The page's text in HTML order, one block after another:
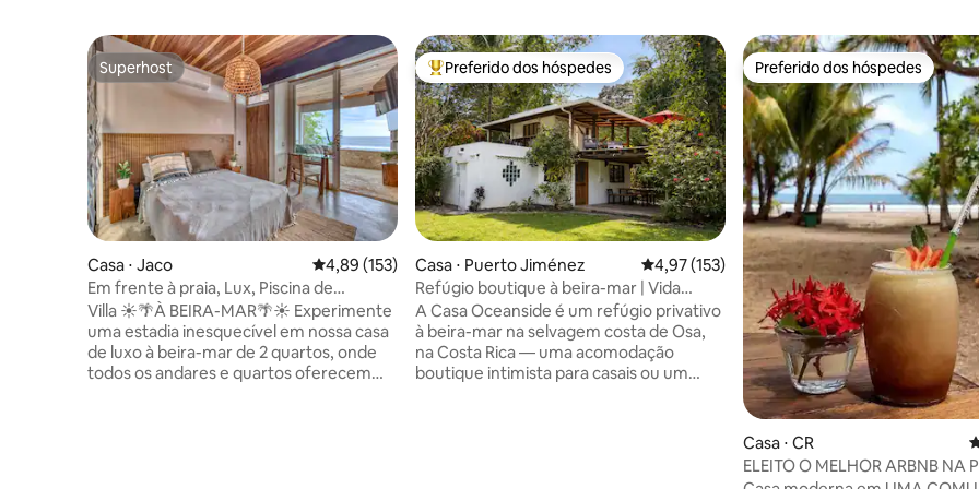
Superhost
Superhost
Casa ⋅ Jaco 4,89 de uma avaliação média de 5, 153 avaliações
4,89 (153)
Em frente à praia, Lux, Piscina de
coquetéis, Cozinha, Midtown2
Villa ☀️🌴À BEIRA-MAR🌴☀️ Experimente
uma estadia inesquecível em nossa casa
de luxo à beira-mar de 2 quartos, onde
todos os andares e quartos oferecem
Entre os melhores preferidos dos hóspedes
Preferido dos hóspedes
Casa ⋅ Puerto Jiménez 4,97 de uma avaliação média de 5, 153
4,97 (153)
Refúgio boutique à beira-mar | Vida
selvagem e surfe
A Casa Oceanside é um refúgio privativo
à beira-mar na selvagem costa de Osa,
na Costa Rica — uma acomodação
boutique intimista para casais ou um
Preferido dos hóspedes
Preferido dos hóspedes
Casa ⋅ CR
ELEITO O MELHOR ARBNB NA